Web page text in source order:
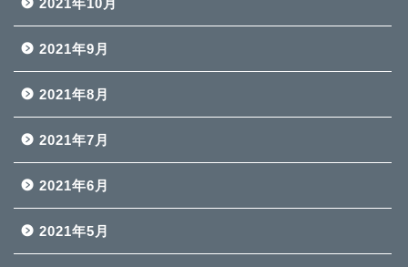
2021年9月
2021年8月
2021年7月
2021年6月
2021年5月